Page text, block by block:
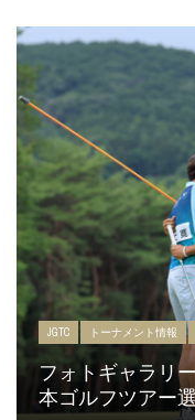
JGTC トーナメント情報
フォトギャラリ
本ゴルフツアー